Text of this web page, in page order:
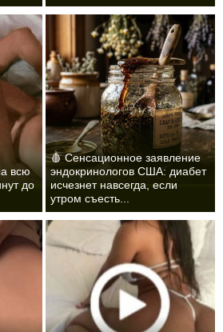
всю
до
🩸 Сенсационное заявление
эндокринологов США: диабет
исчезнет навсегда, если
утром съесть...